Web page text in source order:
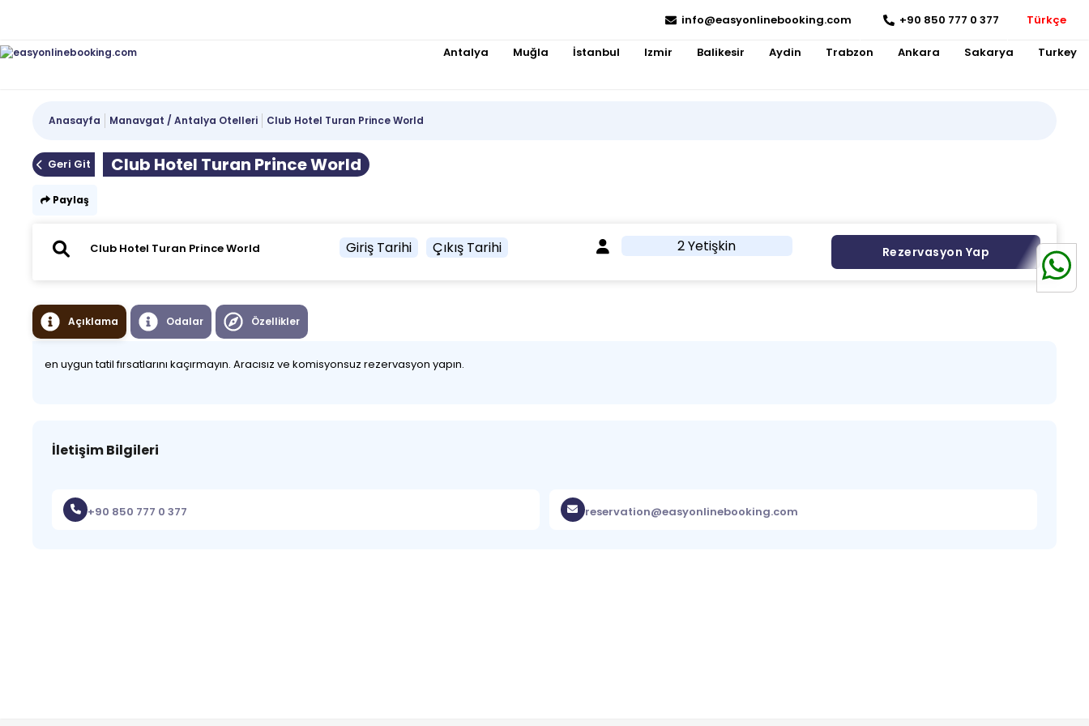
info@easyonlinebooking.com +90 850 777 0 377 Türkçe
Antalya Muğla İstanbul Izmir Balikesir Aydin Trabzon Ankara Sakarya Turkey
Anasayfa Manavgat / Antalya Otelleri Club Hotel Turan Prince World
Geri Git Club Hotel Turan Prince World
Paylaş
Giriş Tarihi Çıkış Tarihi 2 Yetişkin Rezervasyon Yap
Açıklama Odalar Özellikler
en uygun tatil fırsatlarını kaçırmayın. Aracısız ve komisyonsuz rezervasyon yapın.
İletişim Bilgileri
+90 850 777 0 377 reservation@easyonlinebooking.com